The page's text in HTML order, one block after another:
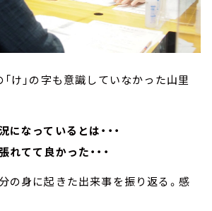
「け」の字も意識していなかった山里
なっているとは・・・
てて良かった・・・
の身に起きた出来事を振り返る。感